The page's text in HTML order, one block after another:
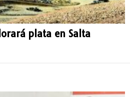
plata en Salta